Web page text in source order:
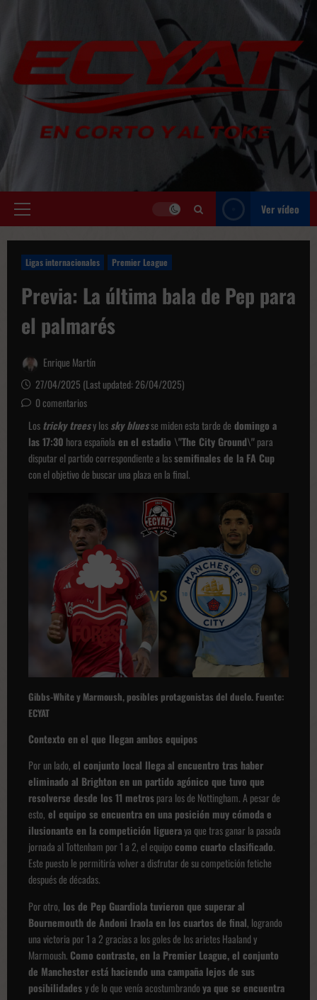
contenido
Menú
Ver vídeo
Ligas internacionales Premier League
Previa: La última bala de Pep para
el palmarés
Enrique Martín
27/04/2025 (Last updated: 26/04/2025)
0 comentarios
Lostricky treesy lossky bluesse miden esta tarde de domingo a
las 17:30 hora española en el estadio \"The City Ground\"para
disputar el partido correspondiente a lassemifinales de la FA Cup
con el objetivo de buscar una plaza en la final.
Gibbs-Whitey Marmoush, posibles protagonistas del duelo. Fuente:
ECYAT
Contexto en el que llegan ambos equipos
Por un lado,el conjunto local llega al encuentro tras haber
eliminado al Brighton en un partido agónico que tuvo que
resolverse desde los 11 metrospara los de Nottingham. A pesar de
esto, el equipo se encuentra en una posición muy cómoda e
ilusionante en la competición ligueraya que tras ganar la pasada
jornada al Tottenham por 1 a 2, el equipocomo cuarto clasificado.
Este puesto le permitiría volver a disfrutar de su competición fetiche
después de décadas.
Por otro, los de Pep Guardiola tuvieron que superar al
Bournemouth de Andoni Iraola en los cuartos de final, logrando
una victoria por 1 a 2 gracias a los goles de los arietes Haaland y
Marmoush. Como contraste, en la Premier League, el conjunto
de Manchester está haciendo una campaña lejos de sus
posibilidadesy de lo que venía acostumbrandoya que se encuentra